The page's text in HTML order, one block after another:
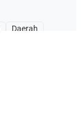
Daerah